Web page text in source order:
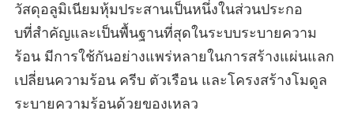
วัสดุอลูมิเนียมหุ้มประสานเป็นหนึ่งในส่วนประกอ
บที่สําคัญและเป็นพื้นฐานที่สุดในระบบระบายความ
ร้อน มีการใช้กันอย่างแพร่หลายในการสร้างแผ่นแลก
เปลี่ยนความร้อน ครีบ ตัวเรือน และโครงสร้างโมดูล
ระบายความร้อนด้วยของเหลว